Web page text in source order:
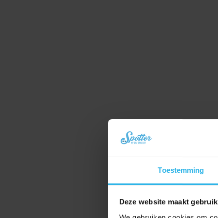
Toestemming
Deze website maakt